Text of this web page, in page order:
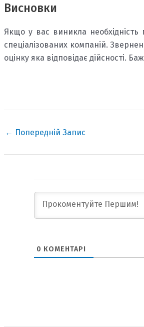
Висновки
Якщо у вас виникла необхідність
спеціалізованих компаній.
оцінку яка відповідає дійсності.
← Попередній Запис
0 КОМЕНТАРІ